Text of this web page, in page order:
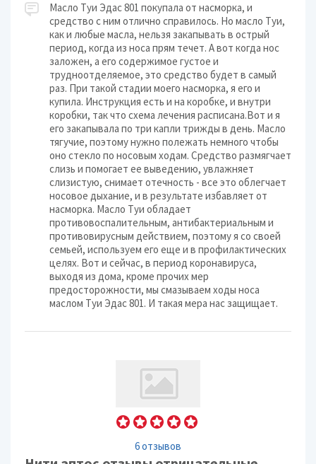
Масло Туи Эдас 801 покупала от насморка, и
средство с ним отлично справилось. Но масло Туи,
как и любые масла, нельзя закапывать в острый
период, когда из носа прям течет. А вот когда нос
заложен, а его содержимое густое и
трудноотделяемое, это средство будет в самый
раз. При такой стадии моего насморка, я его и
купила. Инструкция есть и на коробке, и внутри
коробки, так что схема лечения расписана.Вот и я
его закапывала по три капли трижды в день. Масло
тягучие, поэтому нужно полежать немного чтобы
оно стекло по носовым ходам. Средство размягчает
слизь и помогает ее выведению, увлажняет
слизистую, снимает отечность - все это облегчает
носовое дыхание, и в результате избавляет от
насморка. Масло Туи обладает
противовоспалительным, антибактериальным и
противовирусным действием, поэтому я со своей
семьей, используем его еще и в профилактических
целях. Вот и сейчас, в период коронавируса,
выходя из дома, кроме прочих мер
предосторожности, мы смазываем ходы носа
маслом Туи Эдас 801. И такая мера нас защищает.
6 отзывов